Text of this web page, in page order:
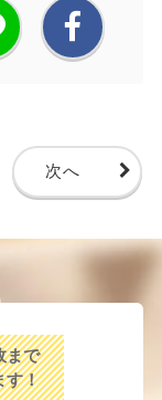
次へ
まで
す！